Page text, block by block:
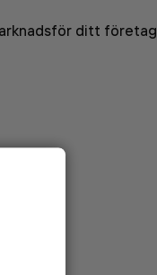
ditt företag